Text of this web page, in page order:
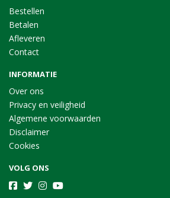
Bestellen
Betalen
Afleveren
Contact
INFORMATIE
Over ons
Privacy en veiligheid
Algemene voorwaarden
Disclaimer
Cookies
VOLG ONS